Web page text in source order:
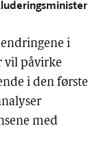
i
vil påvirke
i den første
med